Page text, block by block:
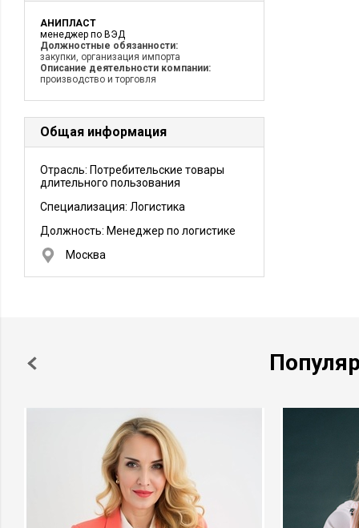
АНИПЛАСТ
менеджер по ВЭД
Должностные обязанности:
закупки, организация импорта
Описание деятельности компании:
производство и торговля
Общая информация
Отрасль: Потребительские товары
длительного пользования
Специализация: Логистика
Должность: Менеджер по логистике
Москва